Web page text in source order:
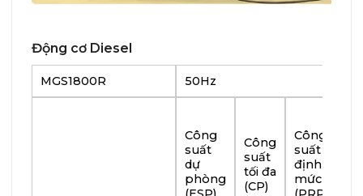
Động cơ Diesel
MGS1800R 50Hz
Công
suất
dự
phòng
Công
suất
tối đa
(CP)
Công
suất
định
mức